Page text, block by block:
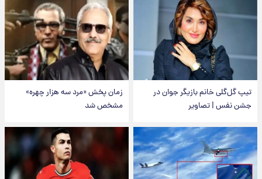
تیپ گل‌گلی خانم بازیگر جوان در
جشن نفس | تصاویر
زمان پخش «مرد سه هزار چهره»
مشخص شد